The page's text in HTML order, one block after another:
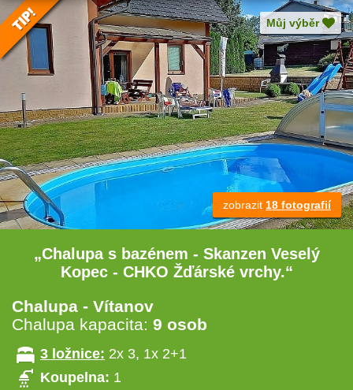
Můj výběr
zobrazit 18 fotografií
„Chalupa s bazénem - Skanzen Veselý
Kopec - CHKO Žďárské vrchy.“
Chalupa - Vítanov
Chalupa kapacita: 9 osob
3 ložnice: 2x 3, 1x 2+1
Koupelna: 1